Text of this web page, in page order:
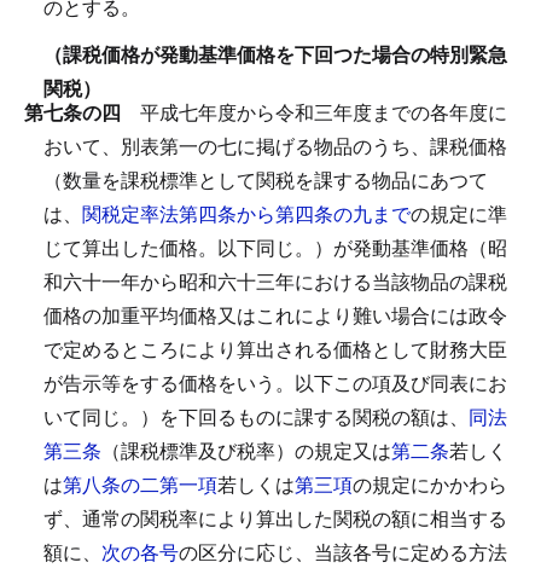
のとする。
（課税価格が発動基準価格を下回つた場合の特別緊急
関税）
第七条の四
平成七年度から令和三年度までの各年度に
おいて、別表第一の七に掲げる物品のうち、課税価格
（数量を課税標準として関税を課する物品にあつて
は、 関税定率法第四条から第四条の九までの規定に準
じて算出した価格。以下同じ。）が発動基準価格（昭
和六十一年から昭和六十三年における当該物品の課税
価格の加重平均価格又はこれにより難い場合には政令
で定めるところにより算出される価格として財務大臣
が告示等をする価格をいう。以下この項及び同表にお
いて同じ。）を下回るものに課する関税の額は、 同法
第三条 （課税標準及び税率）の規定又は第二条若しく
は第八条の二第一項若しくは第三項の規定にかかわら
ず、通常の関税率により算出した関税の額に相当する
額に、 次の各号の区分に応じ、当該各号に定める方法